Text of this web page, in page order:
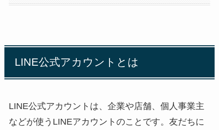
LINE公式アカウントとは
LINE公式アカウントは、企業や店舗、個人事業主
などが使うLINEアカウントのことです。友だちに